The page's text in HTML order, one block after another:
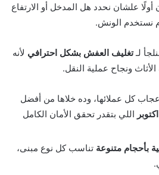
أولًا علشان نحدد هل المدخل أو الارتفاع
نستخدم الونش.
لـتغليف العفش بشكل احترافي لأنه
ونجاح عملية النقل.
كل عملائها، وده خلاها من أفضل
اللي بتقدر تحقق الأمان الكامل
بأحجام متنوعة تناسب كل نوع مبنى،